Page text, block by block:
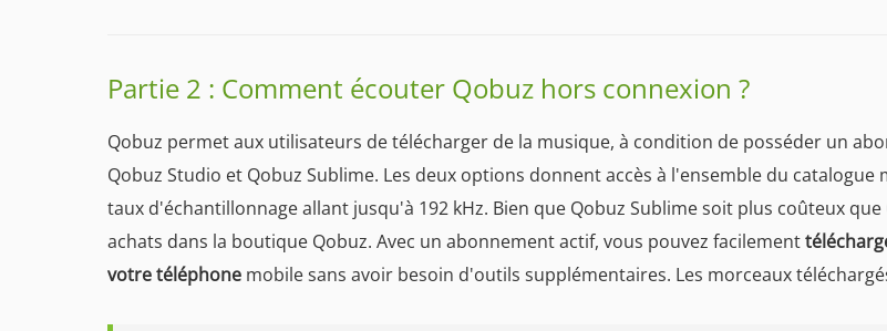
Partie 2 : Comment écouter Qobuz hors connexion ?
Qobuz permet aux utilisateurs de télécharger de la musique, à condition de posséder un
Qobuz Studio et Qobuz Sublime. Les deux options donnent accès à l'ensemble du catalogue
taux d'échantillonnage allant jusqu'à 192 kHz. Bien que Qobuz Sublime soit plus coûteux
achats dans la boutique Qobuz. Avec un abonnement actif, vous pouvez facilement
votre téléphone mobile sans avoir besoin d'outils supplémentaires. Les morceaux